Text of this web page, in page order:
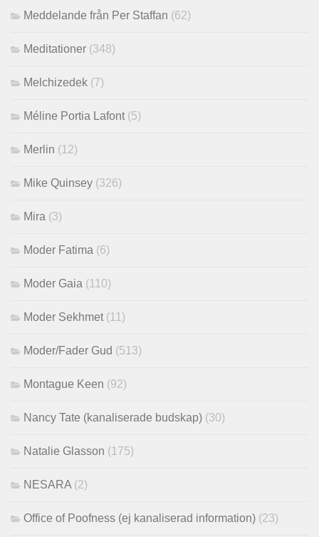
Meddelande från Per Staffan (62)
Meditationer (348)
Melchizedek (7)
Méline Portia Lafont (5)
Merlin (12)
Mike Quinsey (326)
Mira (3)
Moder Fatima (6)
Moder Gaia (110)
Moder Sekhmet (11)
Moder/Fader Gud (513)
Montague Keen (92)
Nancy Tate (kanaliserade budskap) (30)
Natalie Glasson (175)
NESARA (2)
Office of Poofness (ej kanaliserad information) (23)